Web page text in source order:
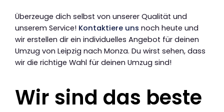
Überzeuge dich selbst von unserer Qualität und
unserem Service! Kontaktiere uns noch heute und
wir erstellen dir ein individuelles Angebot für deinen
Umzug von Leipzig nach Monza. Du wirst sehen, dass
wir die richtige Wahl für deinen Umzug sind!
Wir sind das beste